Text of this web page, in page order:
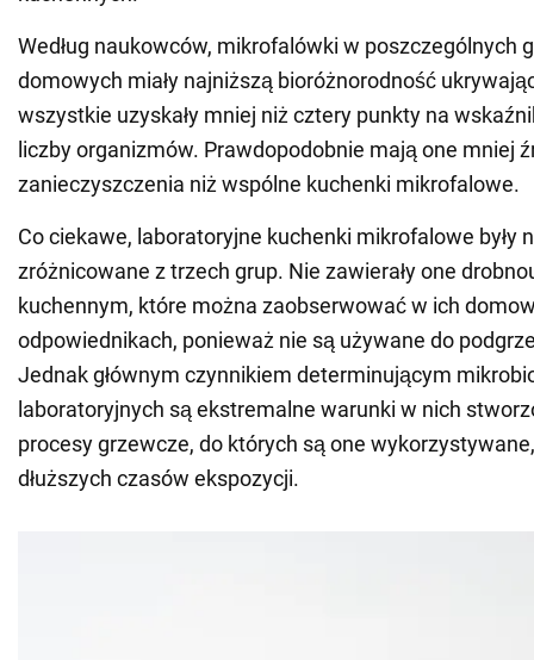
Według naukowców, mikrofalówki w poszczególnych
domowych miały najniższą bioróżnorodność
wszystkie uzyskały mniej niż cztery punkty na
liczby organizmów. Prawdopodobnie mają one mniej
zanieczyszczenia niż wspólne kuchenki mikrofalowe.
Co ciekawe, laboratoryjne kuchenki mikrofalowe były
zróżnicowane z trzech grup. Nie zawierały one
kuchennym, które można zaobserwować w ich
odpowiednikach, ponieważ nie są używane do
Jednak głównym czynnikiem determinującym
laboratoryjnych są ekstremalne warunki w nich
procesy grzewcze, do których są one
dłuższych czasów ekspozycji.